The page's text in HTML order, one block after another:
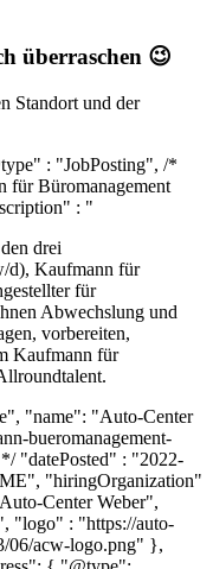
überraschen 😉
Standort und der
: "JobPosting", /*
für Büromanagement
: "
drei
d), Kaufmann für
für
Abwechslung und
vorbereiten,
Kaufmann für
"name": "Auto-Center
bueromanagement-
"datePosted" : "2022-
"hiringOrganization"
Center Weber",
"logo" : "https://auto-
06/acw-logo.png" },